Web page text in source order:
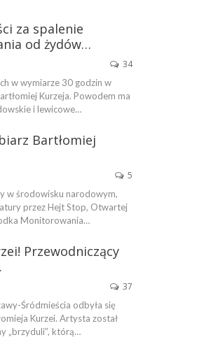
za spalenie
od żydów…
34
w wymiarze 30 godzin w
Kurzeja. Powodem ma
i lewicowe…
Bartłomiej
5
w środowisku narodowym,
przez Hejt Stop, Otwartej
Monitorowania…
Przewodniczący
37
Śródmieścia odbyła się
Kurzei. Artysta został
„brzyduli”, którą…